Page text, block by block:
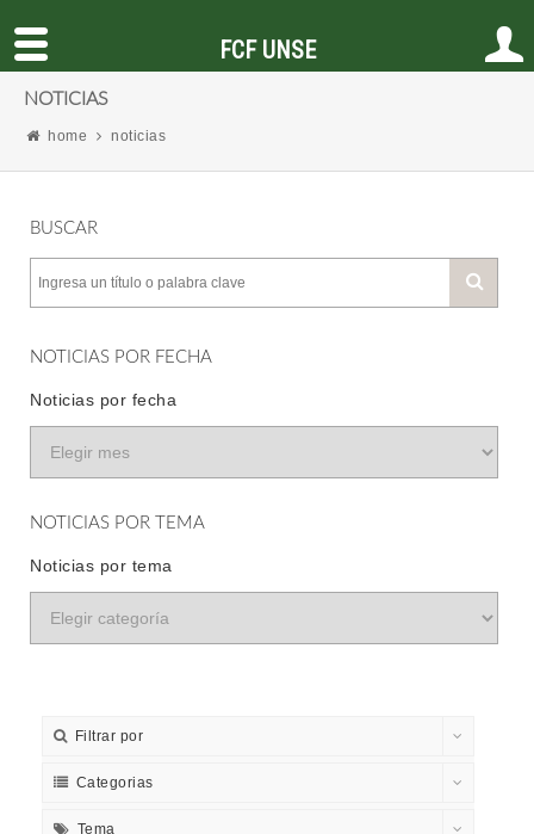
NOTICIAS
home noticias
BUSCAR
NOTICIAS POR FECHA
Noticias por fecha
NOTICIAS POR TEMA
Noticias por tema
Filtrar por
Categorias
Tema
FCF UNSE